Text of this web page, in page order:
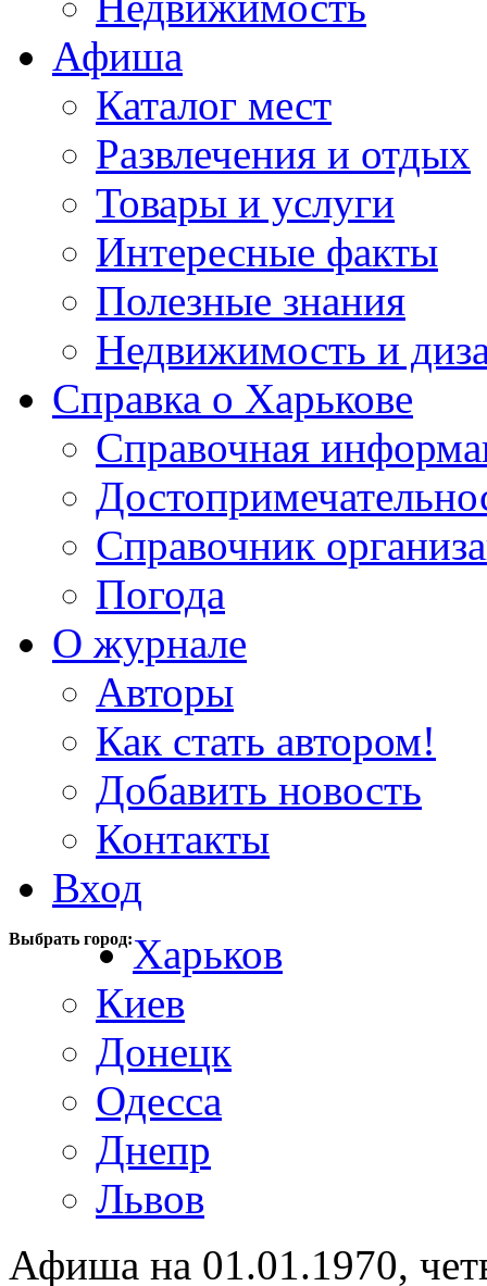
Афиша
Каталог мест
Развлечения и отдых
Товары и услуги
Интересные факты
Полезные знания
Недвижимость и
Справка о Харькове
Справочная
Справочник
Погода
О журнале
Авторы
Как стать автором!
Добавить новость
Контакты
Вход
Выбрать город:Харьков
Киев
Донецк
Одесса
Днепр
Львов
Афиша на 01.01.1970,